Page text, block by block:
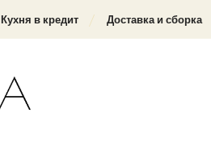
Кухня в кредит Доставка и сборка